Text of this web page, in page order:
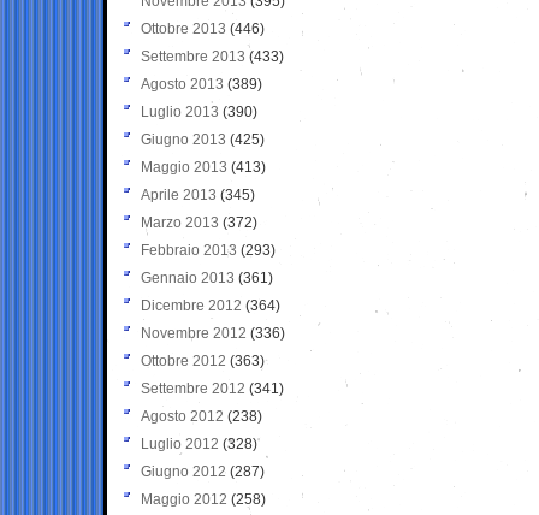
Ottobre 2013 (446)
Settembre 2013 (433)
Agosto 2013 (389)
Luglio 2013 (390)
Giugno 2013 (425)
Maggio 2013 (413)
Aprile 2013 (345)
Marzo 2013 (372)
Febbraio 2013 (293)
Gennaio 2013 (361)
Dicembre 2012 (364)
Novembre 2012 (336)
Ottobre 2012 (363)
Settembre 2012 (341)
Agosto 2012 (238)
Luglio 2012 (328)
Giugno 2012 (287)
Maggio 2012 (258)